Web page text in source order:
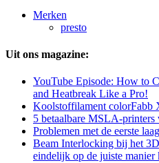
Merken
presto
Uit ons magazine:
YouTube Episode: How to
and Heatbreak Like a Pro!
Koolstoffilament colorFabb
5 betaalbare MSLA-printers
Problemen met de eerste
Beam Interlocking bij het
eindelijk op de juiste